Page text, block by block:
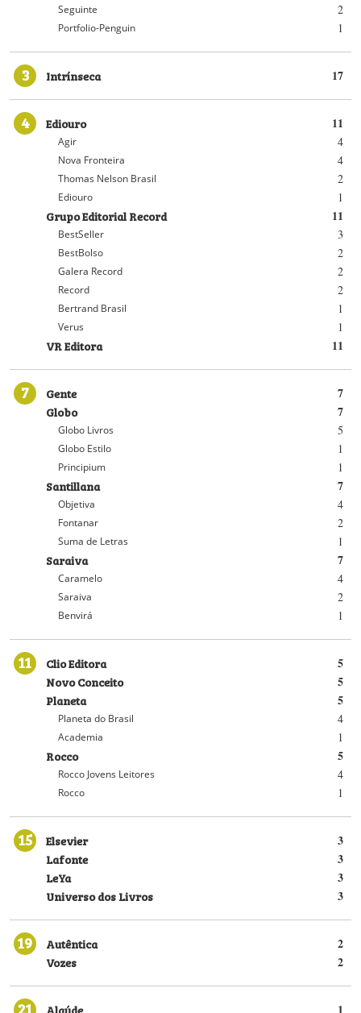
2
Seguinte
1
Portfolio-Penguin
3 17
Intrínseca
4 11
Ediouro
4
Agir
4
Nova Fronteira
2
Thomas Nelson Brasil
1
Ediouro
11
Grupo Editorial Record
3
BestSeller
2
BestBolso
2
Galera Record
2
Record
1
Bertrand Brasil
1
Verus
11
VR Editora
7 7
Gente
7
Globo
5
Globo Livros
1
Globo Estilo
1
Principium
7
Santillana
4
Objetiva
2
Fontanar
1
Suma de Letras
7
Saraiva
4
Caramelo
2
Saraiva
1
Benvirá
11 5
Clio Editora
5
Novo Conceito
5
Planeta
4
Planeta do Brasil
1
Academia
5
Rocco
4
Rocco Jovens Leitores
1
Rocco
15 3
Elsevier
3
Lafonte
3
LeYa
3
Universo dos Livros
19 2
Autêntica
2
Vozes
21 1
Alaúde